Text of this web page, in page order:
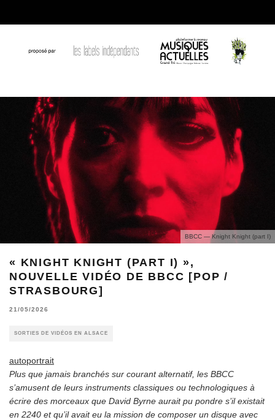
BBCC — Knight Knight (part I)
« KNIGHT KNIGHT (PART I) »,
NOUVELLE VIDÉO DE BBCC [POP /
STRASBOURG]
21/05/2026
SORTIES DE VIDÉOS EN ALSACE
autoportrait
Plus que jamais branchés sur courant alternatif, les BBCC
s’amusent de leurs instruments classiques ou technologiques à
écrire des morceaux que David Byrne aurait pu pondre s’il existait
en 2240 et qu’il avait eu la mission de composer un disque avec